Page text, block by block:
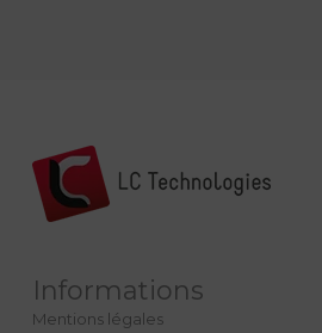
Informations
Mentions légales